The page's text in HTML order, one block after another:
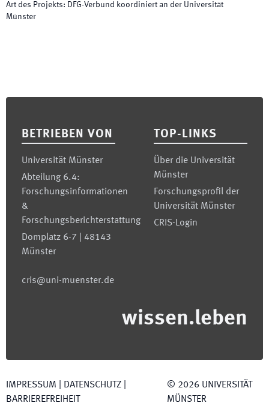
Art des Projekts: DFG-Verbund koordiniert an der Universität
Münster
BETRIEBEN VON
Universität Münster
Abteilung 6.4:
Forschungsinformationen
&
Forschungsberichterstattung
Domplatz 6-7 | 48143
Münster
cris@uni-muenster.de
TOP-LINKS
Über die Universität
Münster
Forschungsprofil der
Universität Münster
CRIS-Login
wissen.leben
IMPRESSUM DATENSCHUTZ
BARRIEREFREIHEIT
© 2026 UNIVERSITÄT
MÜNSTER